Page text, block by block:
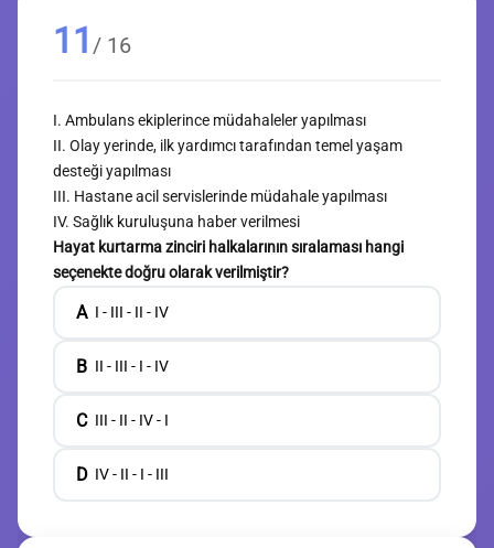
11 / 16
I. Ambulans ekiplerince müdahaleler yapılması
II. Olay yerinde, ilk yardımcı tarafından temel yaşam
desteği yapılması
III. Hastane acil servislerinde müdahale yapılması
IV. Sağlık kuruluşuna haber verilmesi
Hayat kurtarma zinciri halkalarının sıralaması hangi
seçenekte doğru olarak verilmiştir?
A I - III - II - IV
B II - III - I - IV
C III - II - IV - I
D IV - II - I - III